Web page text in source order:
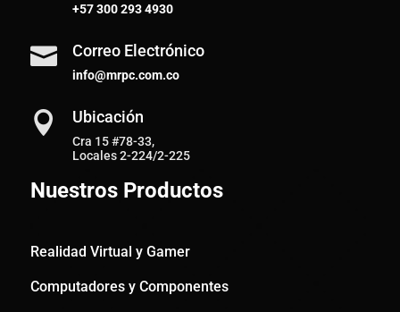
+57300 293 4930
 Correo Electrónico
info@mrpc.com.co
 Ubicación
Cra 15 #78-33,
Locales 2-224/2-225
Nuestros Productos
Realidad Virtual y Gamer
Computadores y Componentes